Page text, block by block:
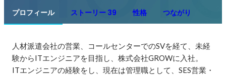
プロフィール ストーリー 39 性格 つながり
人材派遣会社の営業、コールセンターでのSVを経て、未経
験からITエンジニアを目指し、株式会社GROWに入社。
ITエンジニアの経験をし、現在は管理職として、SES営業・